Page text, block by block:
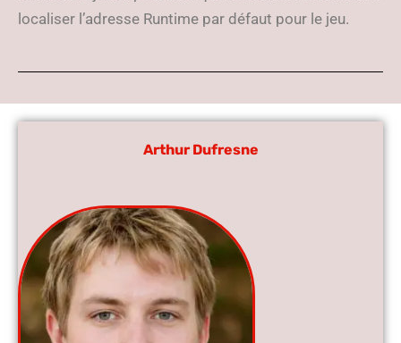
localiser l’adresse Runtime par défaut pour le jeu.
Arthur Dufresne